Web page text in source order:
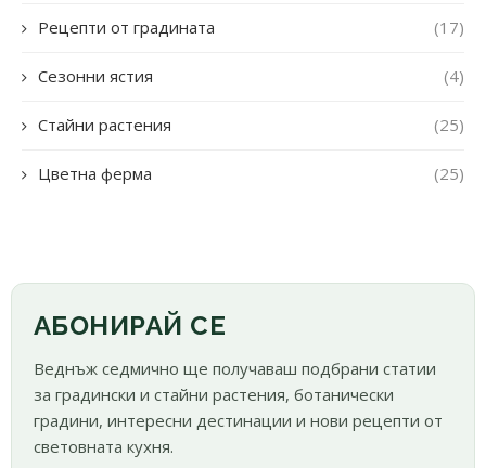
Рецепти от градината (17)
Сезонни ястия (4)
Стайни растения (25)
Цветна ферма (25)
АБОНИРАЙ СЕ
Веднъж седмично ще получаваш подбрани статии
за градински и стайни растения, ботанически
градини, интересни дестинации и нови рецепти от
световната кухня.